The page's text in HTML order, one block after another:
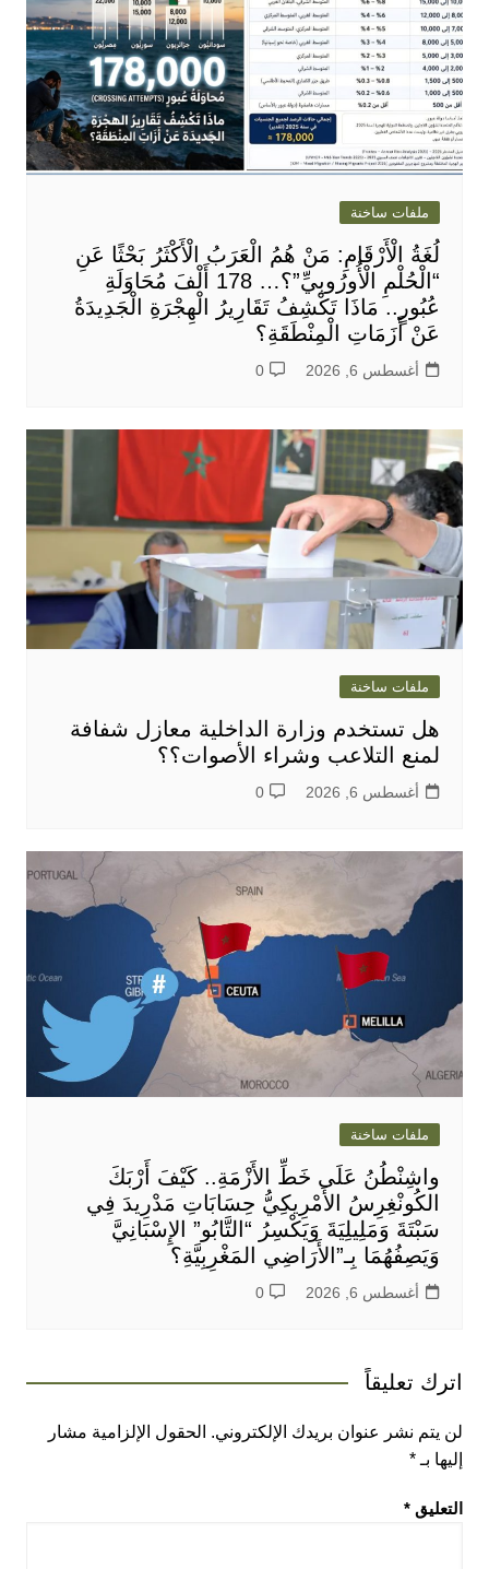
ملفات ساخنة
لُغَةُ الْأَرْقَامِ: مَنْ هُمُ الْعَرَبُ الْأَكْثَرُ بَحْثًا عَنِ
“الْحُلْمِ الْأُورُوبِيِّ”؟… 178 أَلْفَ مُحَاوَلَةِ
عُبُورٍ.. مَاذَا تَكْشِفُ تَقَارِيرُ الْهِجْرَةِ الْجَدِيدَةُ
عَنْ أَزَمَاتِ الْمِنْطَقَةِ؟
أغسطس 6, 2026 0
ملفات ساخنة
هل تستخدم وزارة الداخلية معازل شفافة
لمنع التلاعب وشراء الأصوات؟؟
أغسطس 6, 2026 0
ملفات ساخنة
واشِنْطُنُ عَلَى خَطِّ الأَزْمَةِ.. كَيْفَ أَرْبَكَ
الكُونْغِرِسُ الأَمْرِيكِيُّ حِسَابَاتِ مَدْرِيدَ فِي
سَبْتَةَ وَمَلِيلِيَةَ وَيَكْسِرُ “التَّابُو” الإِسْبَانِيَّ
وَيَصِفُهُمَا بِـ”الأَرَاضِي المَغْرِبِيَّةِ؟
أغسطس 6, 2026 0
اترك تعليقاً
لن يتم نشر عنوان بريدك الإلكتروني. الحقول الإلزامية مشار
إليها بـ *
التعليق *